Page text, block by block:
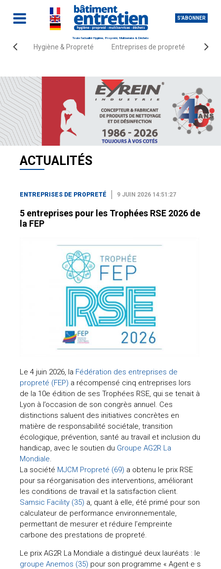
S'ABONNER
Toute l'actualité Hygiène, Propreté, Multiservice & Déchets
Hygiène & Propreté Entreprises de propreté
Accueil Actualités Entreprises de propreté
ACTUALITÉS
ENTREPRISES DE PROPRETÉ 9 JUIN 2026 14:51:27
5 entreprises pour les Trophées RSE 2026 de
la FEP
Le 4 juin 2026, la Fédération des entreprises de
propreté (FEP) a récompensé cinq entreprises lors
de la 10e édition de ses Trophées RSE, qui se tenait à
Lyon à l’occasion de son congrès annuel. Ces
distinctions saluent des initiatives concrètes en
matière de responsabilité sociétale, transition
écologique, prévention, santé au travail et inclusion du
handicap, avec le soutien du Groupe AG2R La
Mondiale
La société MJCM Propreté (69) a obtenu le prix RSE
pour sa réorganisation des interventions, améliorant
les conditions de travail et la satisfaction client.
Samsic Facility (35) a, quant à elle, été primé pour son
calculateur de performance environnementale,
permettant de mesurer et réduire l’empreinte
carbone des prestations de propreté.
Le prix AG2R La Mondiale a distingué deux lauréats : le
groupe Anemos (35) pour son programme « Agent·e·s